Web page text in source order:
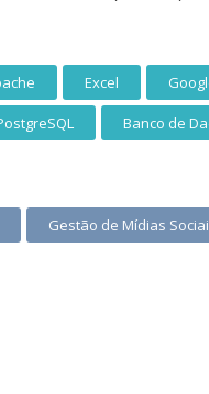
Excel
Banco de
Gestão de Mídias